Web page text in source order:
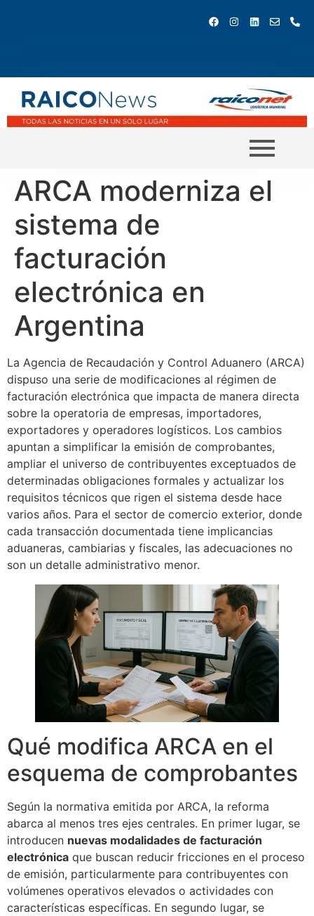
ARCA moderniza el
sistema de
facturación
electrónica en
Argentina
La Agencia de Recaudación y Control Aduanero (ARCA)
dispuso una serie de modificaciones al régimen de
facturación electrónica que impacta de manera directa
sobre la operatoria de empresas, importadores,
exportadores y operadores logísticos. Los cambios
apuntan a simplificar la emisión de comprobantes,
ampliar el universo de contribuyentes exceptuados de
determinadas obligaciones formales y actualizar los
requisitos técnicos que rigen el sistema desde hace
varios años. Para el sector de comercio exterior, donde
cada transacción documentada tiene implicancias
aduaneras, cambiarias y fiscales, las adecuaciones no
son un detalle administrativo menor.
Qué modifica ARCA en el
esquema de comprobantes
Según la normativa emitida por ARCA, la reforma
abarca al menos tres ejes centrales. En primer lugar, se
introducen nuevas modalidades de facturación
electrónica que buscan reducir fricciones en el proceso
de emisión, particularmente para contribuyentes con
volúmenes operativos elevados o actividades con
características específicas. En segundo lugar, se